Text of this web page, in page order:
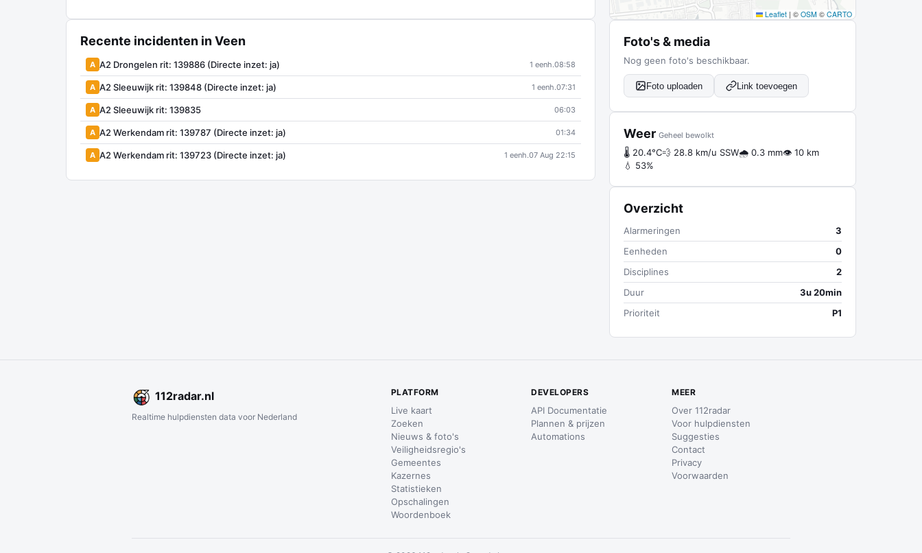
Recente incidenten in Veen
A A2 Drongelen rit: 139886 (Directe inzet: ja) 1 eenh.08:58
A A2 Sleeuwijk rit: 139848 (Directe inzet: ja) 1 eenh.07:31
A A2 Sleeuwijk rit: 139835 06:03
A A2 Werkendam rit: 139787 (Directe inzet: ja) 01:34
A A2 Werkendam rit: 139723 (Directe inzet: ja) 1 eenh.07 Aug 22:15
Leaflet | © OSM © CARTO
Foto's & media
Nog geen foto's beschikbaar.
Foto uploaden Link toevoegen
Weer Geheel bewolkt
🌡 20.4°C💨 28.8 km/u SSW🌧 0.3 mm👁 10 km
💧 53%
Overzicht
Alarmeringen
3
Eenheden
0
Disciplines
2
Duur
3u 20min
Prioriteit
P1
112radar.nl
Realtime hulpdiensten data voor Nederland
PLATFORM
Live kaart
Zoeken
Nieuws & foto's
Veiligheidsregio's
Gemeentes
Kazernes
Statistieken
Opschalingen
Woordenboek
DEVELOPERS
API Documentatie
Plannen & prijzen
Automations
MEER
Over 112radar
Voor hulpdiensten
Suggesties
Contact
Privacy
Voorwaarden